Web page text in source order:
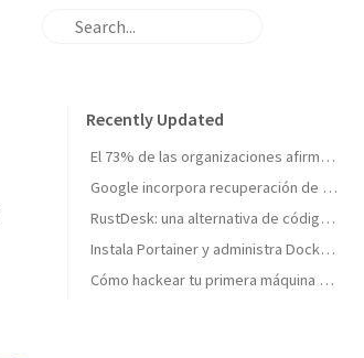
Recently Updated
El 73% de las organizaciones afirma no estar totalmente preparada para un ciberataque importante
Google incorpora recuperación de cuentas con vídeo selfie: así funciona la nueva verificación de identidad
RustDesk: una alternativa de código abierto para el acceso remoto seguro
Instala Portainer y administra Docker desde una interfaz web
Cómo hackear tu primera máquina en Hack The Box: Meow paso a paso